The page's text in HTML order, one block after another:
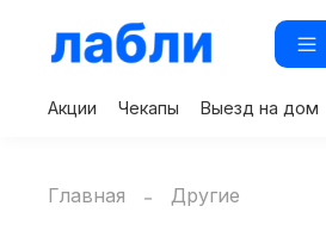
Акции Чекапы Выезд на дом
Главная Другие